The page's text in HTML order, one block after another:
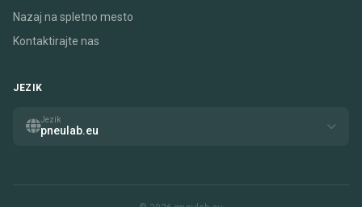
Nazaj na spletno mesto
Kontaktirajte nas
JEZIK
Jezik
pneulab.eu